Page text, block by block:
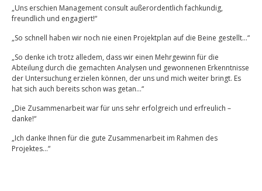
„Uns erschien Management consult außerordentlich fachkundig,
freundlich und engagiert!“
„So schnell haben wir noch nie einen Projektplan auf die Beine gestellt…“
„So denke ich trotz alledem, dass wir einen Mehrgewinn für die
Abteilung durch die gemachten Analysen und gewonnenen Erkenntnisse
der Untersuchung erzielen können, der uns und mich weiter bringt. Es
hat sich auch bereits schon was getan…“
„Die Zusammenarbeit war für uns sehr erfolgreich und erfreulich –
danke!“
„Ich danke Ihnen für die gute Zusammenarbeit im Rahmen des
Projektes…“